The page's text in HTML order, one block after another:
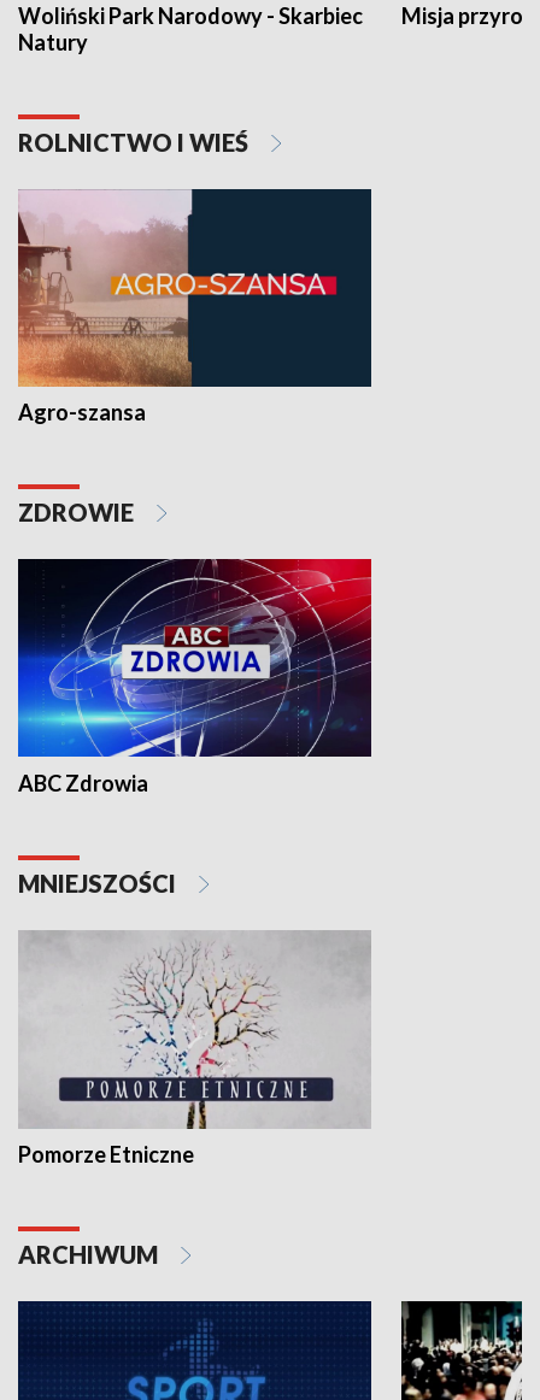
Woliński Park Narodowy - Skarbiec
Natury
Misja
ROLNICTWO I WIEŚ
Agro-szansa
ZDROWIE
ABC Zdrowia
MNIEJSZOŚCI
Pomorze Etniczne
ARCHIWUM